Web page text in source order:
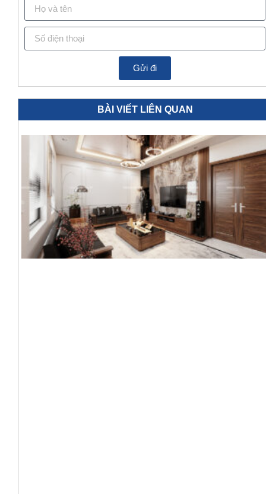
Gửi đi
BÀI VIẾT LIÊN QUAN